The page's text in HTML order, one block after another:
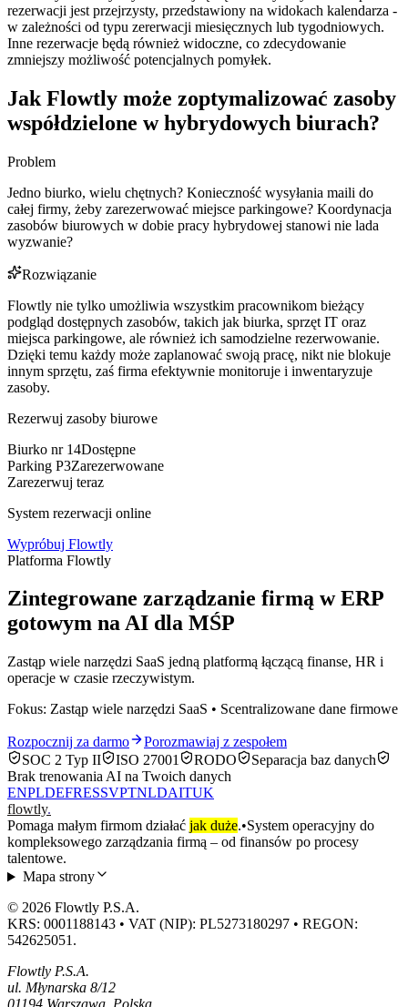
rezerwacji jest przejrzysty, przedstawiony na widokach kalendarza -
w zależności od typu zererwacji miesięcznych lub tygodniowych.
Inne rezerwacje będą również widoczne, co zdecydowanie
zmniejszy możliwość potencjalnych pomyłek.
Jak Flowtly może zoptymalizować zasoby
współdzielone w hybrydowych biurach?
Problem
Jedno biurko, wielu chętnych? Konieczność wysyłania maili do
całej firmy, żeby zarezerwować miejsce parkingowe? Koordynacja
zasobów biurowych w dobie pracy hybrydowej stanowi nie lada
wyzwanie?
Rozwiązanie
Flowtly nie tylko umożliwia wszystkim pracownikom bieżący
podgląd dostępnych zasobów, takich jak biurka, sprzęt IT oraz
miejsca parkingowe, ale również ich samodzielne rezerwowanie.
Dzięki temu każdy może zaplanować swoją pracę, nikt nie blokuje
innym sprzętu, zaś firma efektywnie monitoruje i inwentaryzuje
zasoby.
Rezerwuj zasoby biurowe
Biurko nr 14Dostępne
Parking P3Zarezerwowane
Zarezerwuj teraz
System rezerwacji online
Wypróbuj Flowtly
Platforma Flowtly
Zintegrowane zarządzanie firmą w ERP
gotowym na AI dla MŚP
Zastąp wiele narzędzi SaaS jedną platformą łączącą finanse, HR i
operacje w czasie rzeczywistym.
Fokus: Zastąp wiele narzędzi SaaS • Scentralizowane dane firmowe
Rozpocznij za darmo
Porozmawiaj z zespołem
SOC 2 Typ II
ISO 27001 RODO
Separacja baz danych
Brak trenowania AI na Twoich danych
ENPLDEFRESSVPTNLDAITUK
flowtly.
Pomaga małym firmom działać jak duże.•System operacyjny do
kompleksowego zarządzania firmą – od finansów po procesy
talentowe.
Mapa strony
© 2026 Flowtly P.S.A.
KRS: 0001188143 • VAT (NIP): PL5273180297 • REGON:
542625051.
Flowtly P.S.A.
ul. Młynarska 8/12